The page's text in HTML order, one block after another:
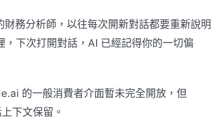
務分析師，以往每次開新對話都要重新說明
下次打開對話，AI 已經記得你的一切偏
的一般消費者介面暫未完全開放，但
下文保留。